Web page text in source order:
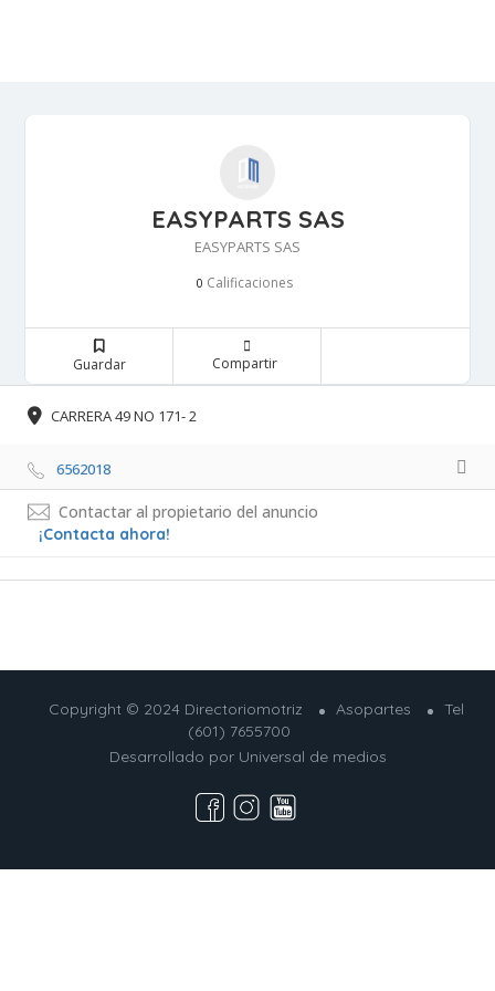
EASYPARTS SAS
EASYPARTS SAS
0 Calificaciones
Guardar Compartir
CARRERA 49 NO 171- 2
6562018
Contactar al propietario del anuncio
¡Contacta ahora!
Copyright © 2024 Directoriomotriz Asopartes
Tel
(601) 7655700
Desarrollado por Universal de medios